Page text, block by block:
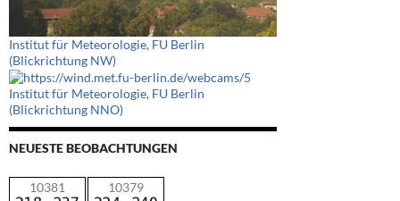
Institut für Meteorologie, FU Berlin
(Blickrichtung NW)
Institut für Meteorologie, FU Berlin
(Blickrichtung NNO)
NEUESTE BEOBACHTUNGEN
10381 10379